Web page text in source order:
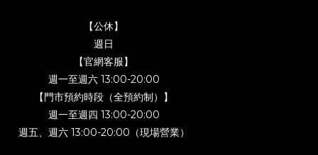
【公休】
週日
【官網客服】
週一至週六 13:00-20:00
【門市預約時段（全預約制）】
週一至週四 13:00-20:00
週五、週六 13:00-20:00（現場營業）